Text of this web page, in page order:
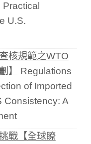
U.S.
核規範之WTO
】
Regulations
of Imported
Consistency: A
戰【全球瞭